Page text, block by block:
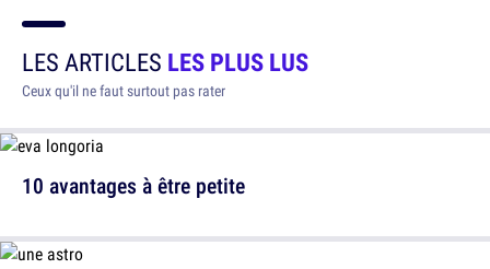
LES ARTICLES LES PLUS LUS
Ceux qu'il ne faut surtout pas rater
10 avantages à être petite